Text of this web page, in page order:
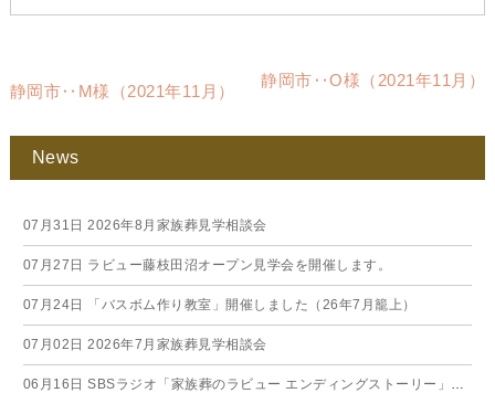
静岡市‥M様（2021年11月）
静岡市‥O様（2021年11月）
News
07月31日 2026年8月家族葬見学相談会
07月27日 ラビュー藤枝田沼オープン見学会を開催します。
07月24日 「バスボム作り教室」開催しました（26年7月籠上）
07月02日 2026年7月家族葬見学相談会
06月16日 SBSラジオ「家族葬のラビュー エンディングストーリー」に弊社スタッフが出演いたしました（26年6月）